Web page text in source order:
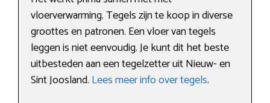
vloerverwarming. Tegels zijn te koop in diverse
groottes en patronen. Een vloer van tegels
leggen is niet eenvoudig. Je kunt dit het beste
uitbesteden aan een tegelzetter uit Nieuw- en
Sint Joosland. Lees meer info over tegels.